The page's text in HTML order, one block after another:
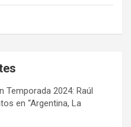
Temporada 2024: Raúl
en “Argentina, La